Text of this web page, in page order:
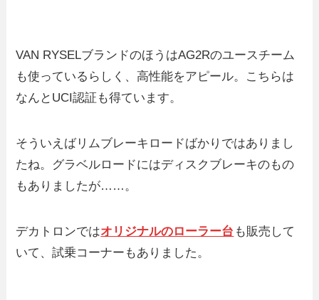
VAN RYSELブランドのほうはAG2Rのユースチーム
も使っているらしく、高性能をアピール。こちらは
なんとUCI認証も得ています。
そういえばリムブレーキロードばかりではありまし
たね。グラベルロードにはディスクブレーキのもの
もありましたが……。
デカトロンではオリジナルのローラー台 も販売して
いて、試乗コーナーもありました。